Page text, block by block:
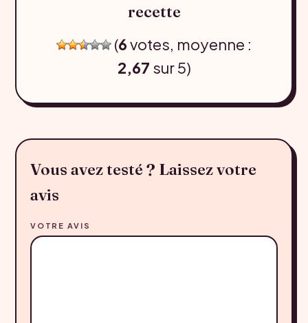
recette
(6votes, moyenne :
2,67 sur 5)
Vous avez testé ? Laissez votre
avis
VOTRE AVIS